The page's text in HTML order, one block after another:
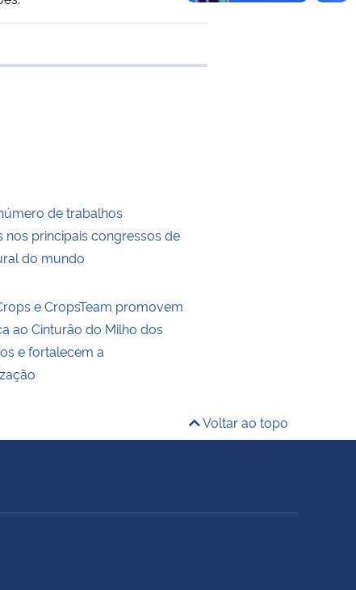
de trabalhos
nos principais congressos de
do mundo
e CropsTeam promovem
ao Cinturão do Milho dos
e fortalecem a
Voltar ao topo